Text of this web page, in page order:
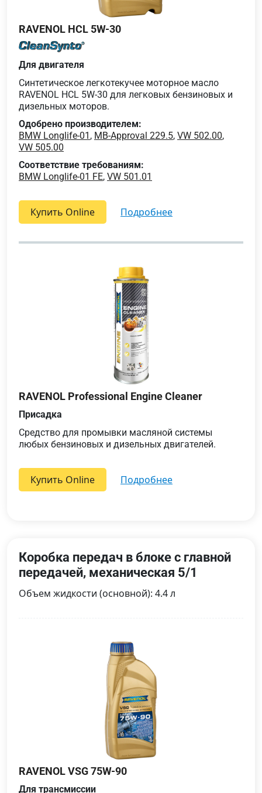
RAVENOL HCL 5W-30
Для двигателя
Синтетическое легкотекучее моторное масло
RAVENOL HCL 5W-30 для легковых бензиновых и
дизельных моторов.
Одобрено производителем:
BMW Longlife-01 , MB-Approval 229.5, VW 502.00,
VW 505.00
Соответствие требованиям:
BMW Longlife-01 FE, VW 501.01
Купить Online подробнее
RAVENOL Professional Engine Cleaner
Присадка
Средство для промывки масляной системы
любых бензиновых и дизельных двигателей.
Купить Online подробнее
Коробка передач в блоке с главной
передачей, механическая 5/1
Объем жидкости (основной): 4.4 л
RAVENOL VSG 75W-90
Для трансмиссии